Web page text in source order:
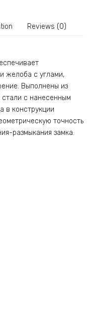
Reviews (0)
желоба с углами,
Выполнены из
стали с нанесенным
в конструкции
точность
размыкания замка.